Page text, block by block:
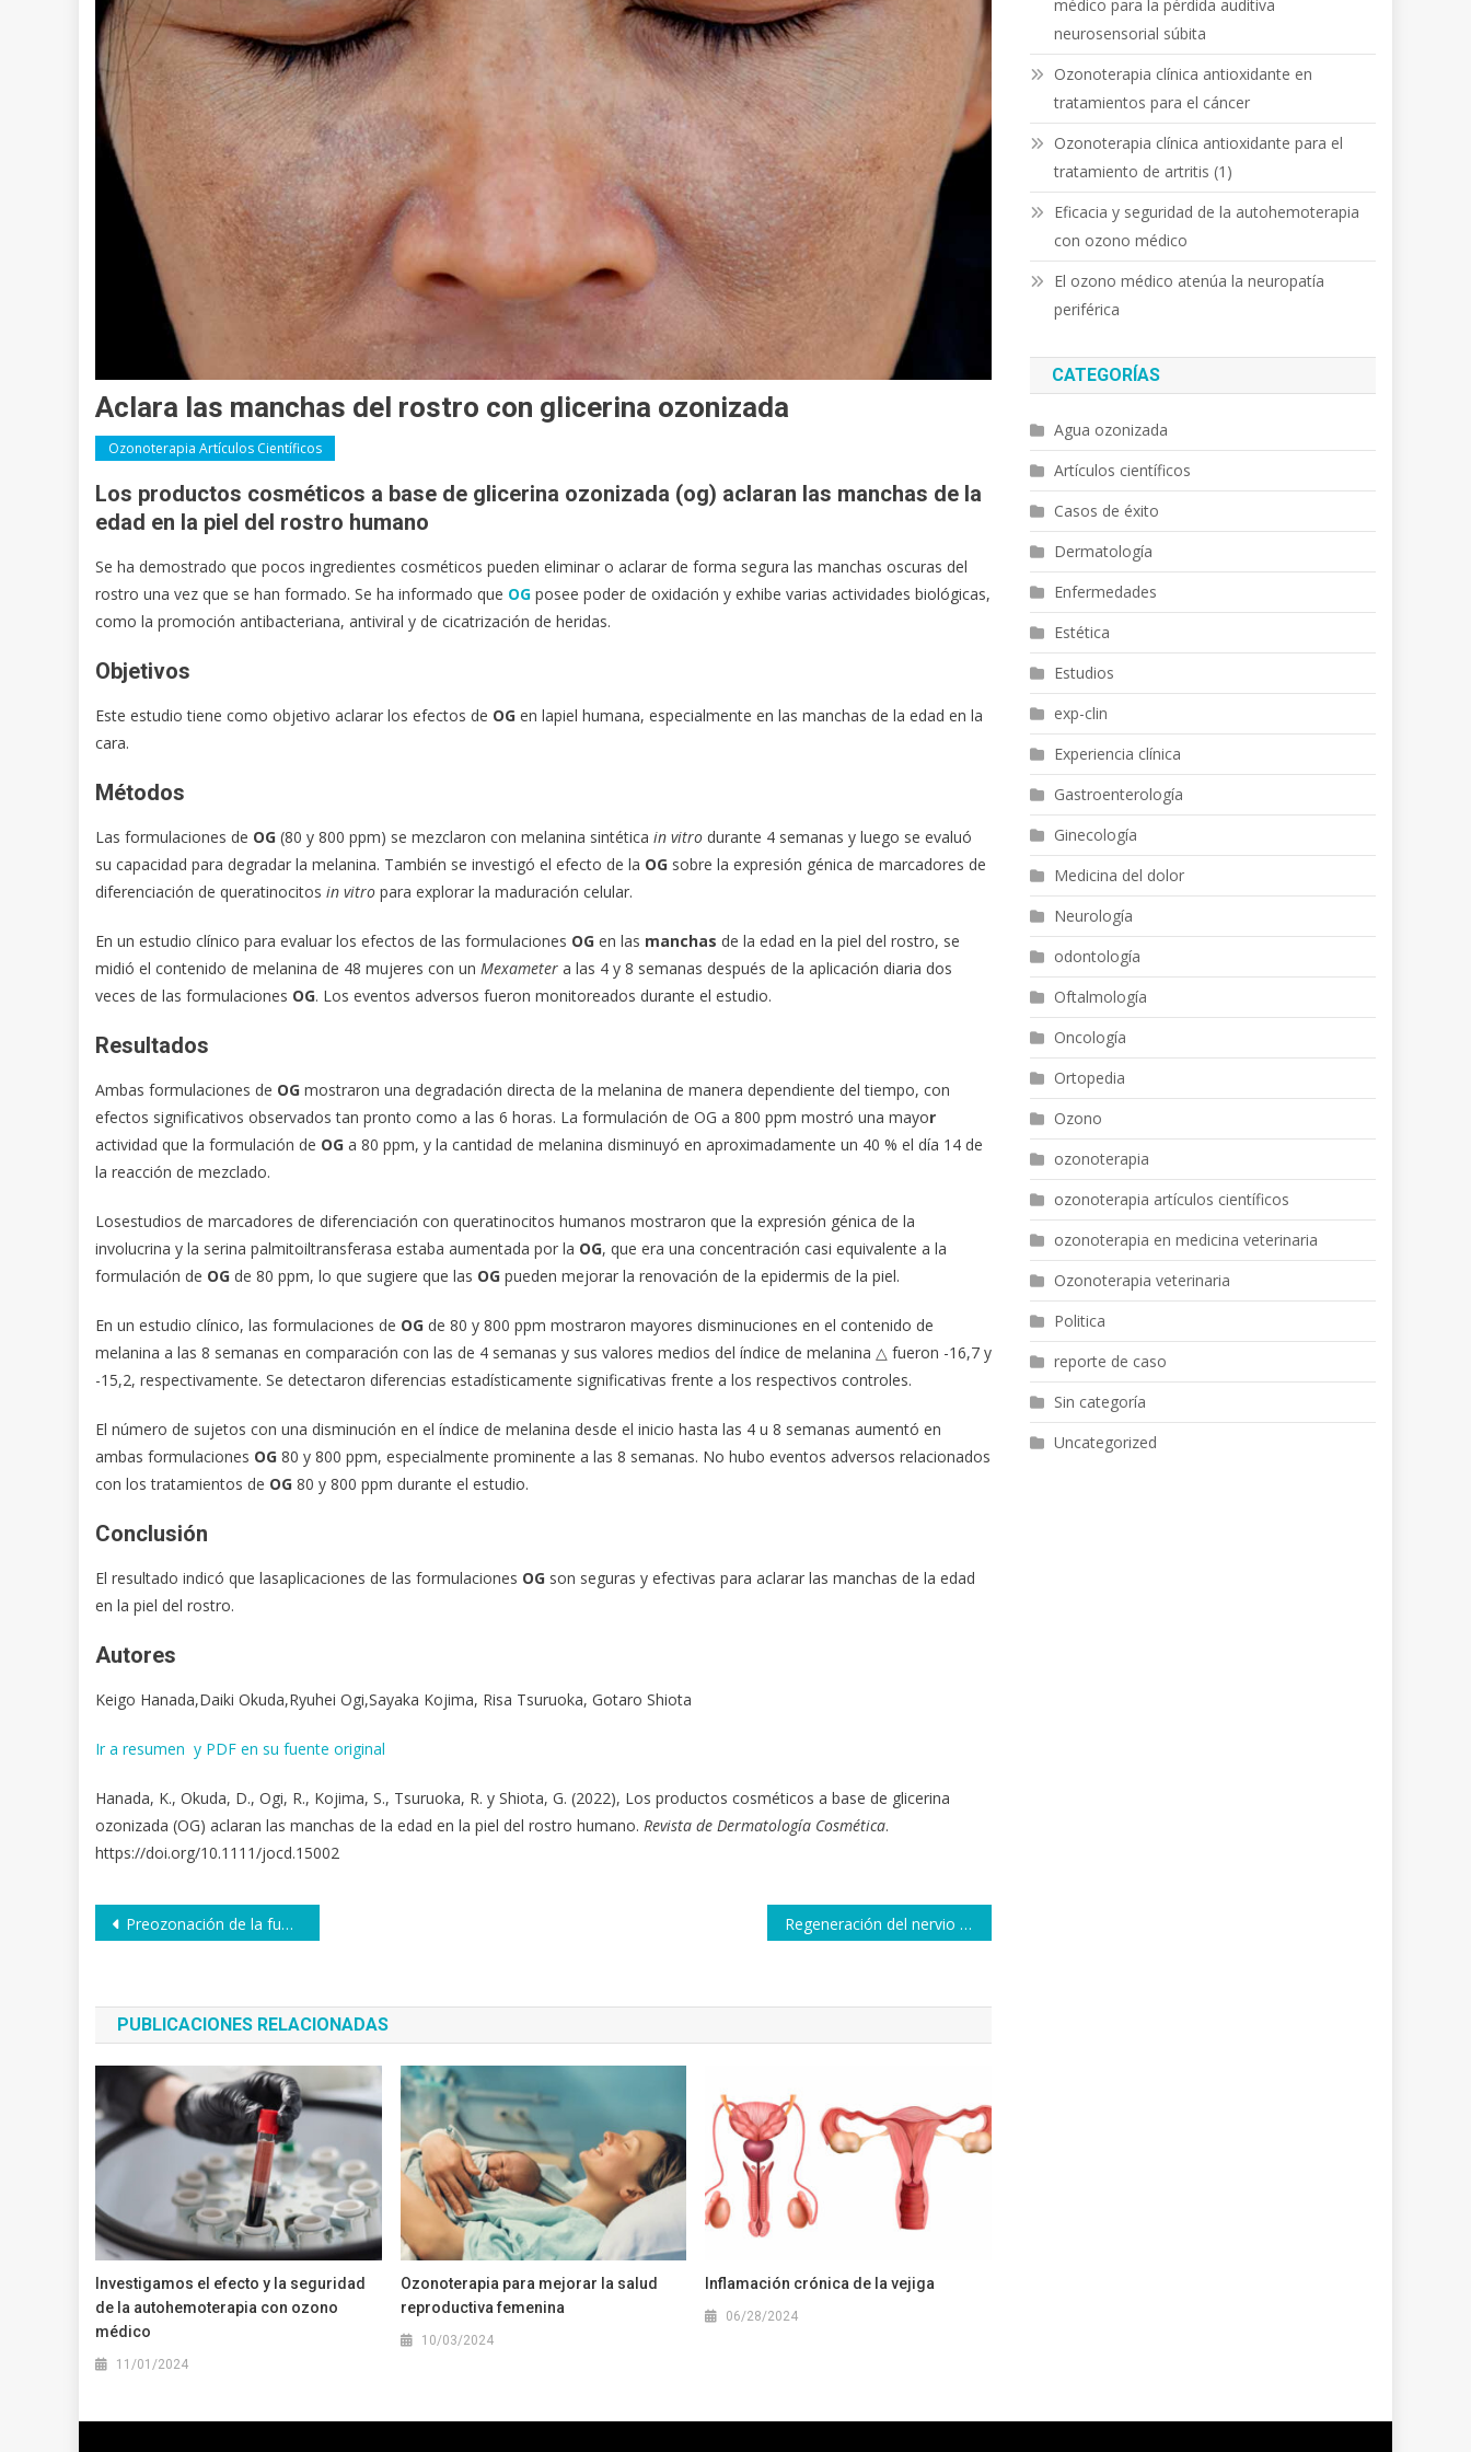
Aclara las manchas del rostro con glicerina ozonizada
Ozonoterapia Artículos Científicos
Los productos cosméticos a base de glicerina ozonizada (og) aclaran las manchas de la
edad en la piel del rostro humano
Se ha demostrado que pocos ingredientes cosméticos pueden eliminar o aclarar de forma segura las manchas oscuras del
rostro una vez que se han formado. Se ha informado que OG posee poder de oxidación y exhibe varias actividades biológicas,
como la promoción antibacteriana, antiviral y de cicatrización de heridas.
Objetivos
Este estudio tiene como objetivo aclarar los efectos de OG en lapiel humana, especialmente en las manchas de la edad en la
cara.
Métodos
Las formulaciones de OG (80 y 800 ppm) se mezclaron con melanina sintética in vitro durante 4 semanas y luego se evaluó
su capacidad para degradar la melanina. También se investigó el efecto de la OG sobre la expresión génica de marcadores de
diferenciación de queratinocitos in vitro para explorar la maduración celular.
En un estudio clínico para evaluar los efectos de las formulaciones OG en las manchas de la edad en la piel del rostro, se
midió el contenido de melanina de 48 mujeres con un Mexameter a las 4 y 8 semanas después de la aplicación diaria dos
veces de las formulaciones OG. Los eventos adversos fueron monitoreados durante el estudio.
Resultados
Ambas formulaciones de OG mostraron una degradación directa de la melanina de manera dependiente del tiempo, con
efectos significativos observados tan pronto como a las 6 horas. La formulación de OG a 800 ppm mostró una mayor
actividad que la formulación de OG a 80 ppm, y la cantidad de melanina disminuyó en aproximadamente un 40 % el día 14 de
la reacción de mezclado.
Losestudios de marcadores de diferenciación con queratinocitos humanos mostraron que la expresión génica de la
involucrina y la serina palmitoiltransferasa estaba aumentada por la OG, que era una concentración casi equivalente a la
formulación de OG de 80 ppm, lo que sugiere que las OG pueden mejorar la renovación de la epidermis de la piel.
En un estudio clínico, las formulaciones de OG de 80 y 800 ppm mostraron mayores disminuciones en el contenido de
melanina a las 8 semanas en comparación con las de 4 semanas y sus valores medios del índice de melanina △ fueron -16,7 y
-15,2, respectivamente. Se detectaron diferencias estadísticamente significativas frente a los respectivos controles.
El número de sujetos con una disminución en el índice de melanina desde el inicio hasta las 4 u 8 semanas aumentó en
ambas formulaciones OG 80 y 800 ppm, especialmente prominente a las 8 semanas. No hubo eventos adversos relacionados
con los tratamientos de OG 80 y 800 ppm durante el estudio.
Conclusión
El resultado indicó que lasaplicaciones de las formulaciones OG son seguras y efectivas para aclarar las manchas de la edad
en la piel del rostro.
Autores
Keigo Hanada,Daiki Okuda,Ryuhei Ogi,Sayaka Kojima, Risa Tsuruoka, Gotaro Shiota
Ir a resumen y PDF en su fuente original
Hanada, K., Okuda, D., Ogi, R., Kojima, S., Tsuruoka, R. y Shiota, G. (2022), Los productos cosméticos a base de glicerina
ozonizada (OG) aclaran las manchas de la edad en la piel del rostro humano. Revista de Dermatología Cosmética.
https://doi.org/10.1111/jocd.15002
Navegación
entradas
Preozonación de la fuente de agua Regeneración del nervio facial con ozono médico
PUBLICACIONES RELACIONADAS
Investigamos el efecto y la seguridad
de la autohemoterapia con ozono
médico
11/01/2024
Ozonoterapia para mejorar la salud
reproductiva femenina
10/03/2024
Inflamación crónica de la vejiga
06/28/2024
médico para la pérdida auditiva
neurosensorial súbita
Ozonoterapia clínica antioxidante en
tratamientos para el cáncer
Ozonoterapia clínica antioxidante para el
tratamiento de artritis (1)
Eficacia y seguridad de la autohemoterapia
con ozono médico
El ozono médico atenúa la neuropatía
periférica
CATEGORÍAS
Agua ozonizada
Artículos científicos
Casos de éxito
Dermatología
Enfermedades
Estética
Estudios
exp-clin
Experiencia clínica
Gastroenterología
Ginecología
Medicina del dolor
Neurología
odontología
Oftalmología
Oncología
Ortopedia
Ozono
ozonoterapia
ozonoterapia artículos científicos
ozonoterapia en medicina veterinaria
Ozonoterapia veterinaria
Politica
reporte de caso
Sin categoría
Uncategorized